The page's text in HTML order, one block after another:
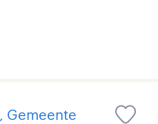
Gemeente